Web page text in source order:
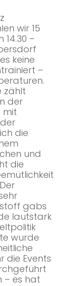
wir 15
–
keine
–
zählt
der
mit
die
und
die
gabs
lautstark
wurde
die Events
– es hat